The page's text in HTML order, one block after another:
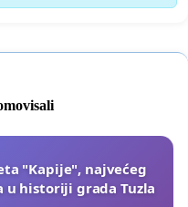
"Kapije", najvećeg
u historiji grada Tuzla